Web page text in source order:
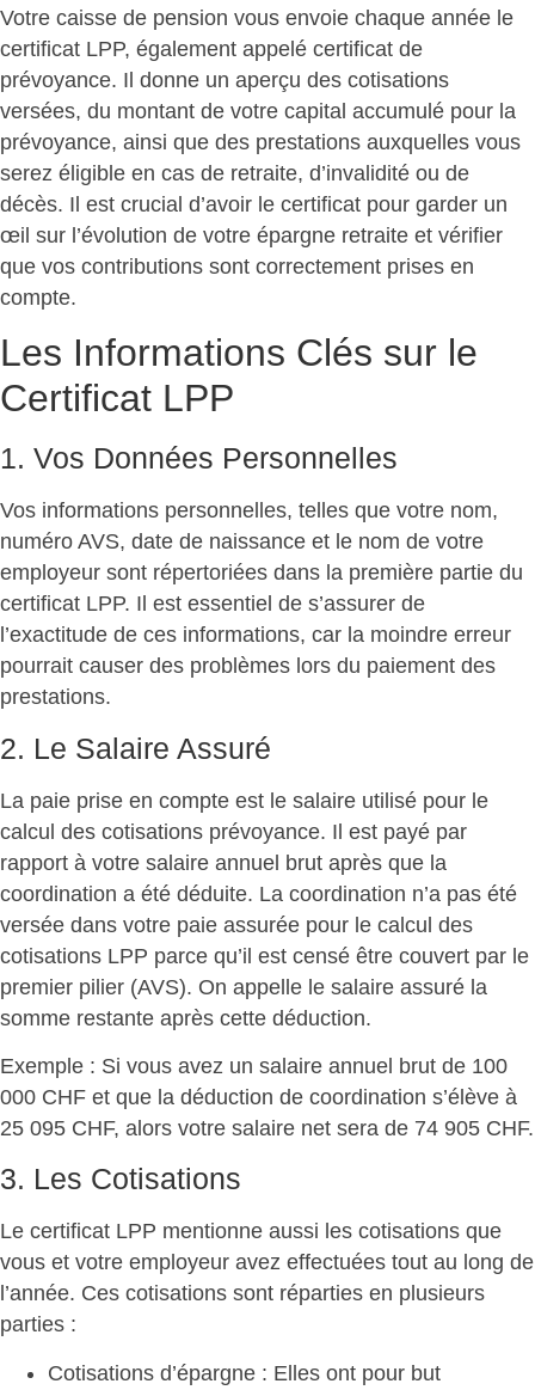
Votre caisse de pension vous envoie chaque année le
certificat LPP, également appelé certificat de
prévoyance. Il donne un aperçu des cotisations
versées, du montant de votre capital accumulé pour la
prévoyance, ainsi que des prestations auxquelles vous
serez éligible en cas de retraite, d’invalidité ou de
décès. Il est crucial d’avoir le certificat pour garder un
œil sur l’évolution de votre épargne retraite et vérifier
que vos contributions sont correctement prises en
compte.
Les Informations Clés sur le
Certificat LPP
1. Vos Données Personnelles
Vos informations personnelles, telles que votre nom,
numéro AVS, date de naissance et le nom de votre
employeur sont répertoriées dans la première partie du
certificat LPP. Il est essentiel de s’assurer de
l’exactitude de ces informations, car la moindre erreur
pourrait causer des problèmes lors du paiement des
prestations.
2. Le Salaire Assuré
La paie prise en compte est le salaire utilisé pour le
calcul des cotisations prévoyance. Il est payé par
rapport à votre salaire annuel brut après que la
coordination a été déduite. La coordination n’a pas été
versée dans votre paie assurée pour le calcul des
cotisations LPP parce qu’il est censé être couvert par le
premier pilier (AVS). On appelle le salaire assuré la
somme restante après cette déduction.
Exemple : Si vous avez un salaire annuel brut de 100
000 CHF et que la déduction de coordination s’élève à
25 095 CHF, alors votre salaire net sera de 74 905 CHF.
3. Les Cotisations
Le certificat LPP mentionne aussi les cotisations que
vous et votre employeur avez effectuées tout au long de
l’année. Ces cotisations sont réparties en plusieurs
parties :
Cotisations d’épargne : Elles ont pour but